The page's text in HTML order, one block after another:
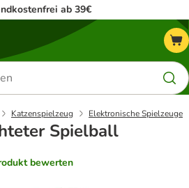
ab 39€
Katzenspielzeug Elektronische Spielzeuge
Spielball
bewerten